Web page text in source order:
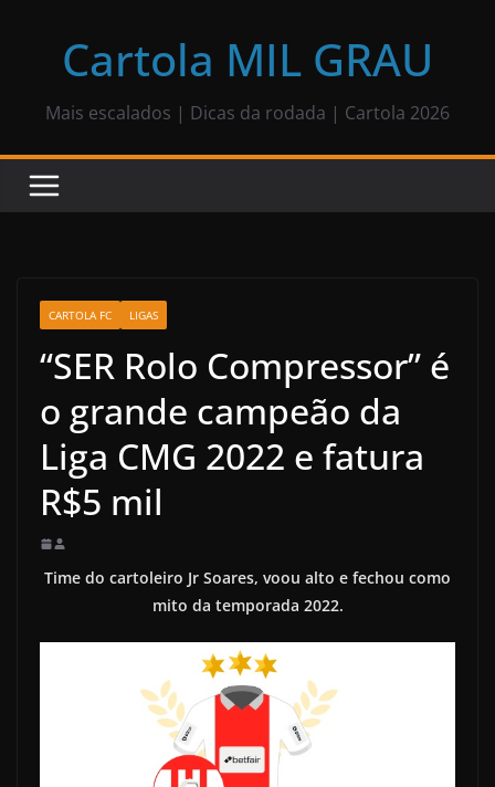
Cartola MIL GRAU
Mais escalados | Dicas da rodada | Cartola 2026
CARTOLA FC LIGAS
“SER Rolo Compressor” é
o grande campeão da
Liga CMG 2022 e fatura
R$5 mil
Time do cartoleiro Jr Soares, voou alto e fechou como
mito da temporada 2022.